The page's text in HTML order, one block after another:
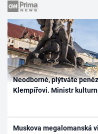
Neodborné, plýtváte
Klempířovi. Ministr
Muskova megalomanská